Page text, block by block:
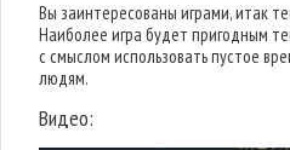
Вы заинтересованы играми, итак
Наиболее игра будет пригодным
с смыслом использовать пустое
людям.
Видео: